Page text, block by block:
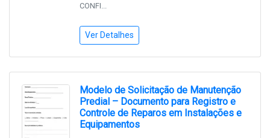
CONFI...
Ver Detalhes
Modelo de Solicitação de Manutenção
Predial – Documento para Registro e
Controle de Reparos em Instalações e
Equipamentos